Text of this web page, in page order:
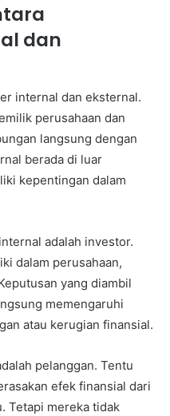
dan
internal dan eksternal.
perusahaan dan
langsung dengan
berada di luar
kepentingan dalam
adalah investor.
dalam perusahaan,
yang diambil
memengaruhi
atau kerugian finansial.
pelanggan. Tentu
efek finansial dari
Tetapi mereka tidak